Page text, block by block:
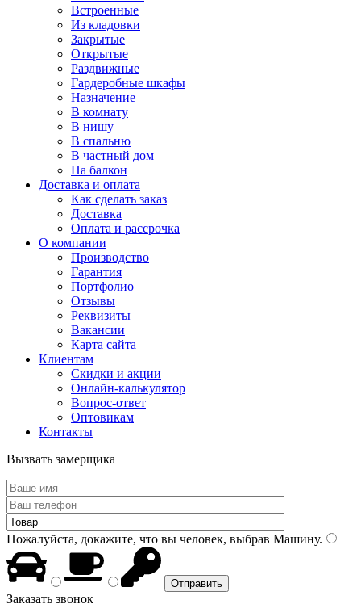
Встроенные
Из кладовки
Закрытые
Открытые
Раздвижные
Гардеробные шкафы
Назначение
В комнату
В нишу
В спальню
В частный дом
На балкон
Доставка и оплата
Как сделать заказ
Доставка
Оплата и рассрочка
О компании
Производство
Гарантия
Портфолио
Отзывы
Реквизиты
Вакансии
Карта сайта
Клиентам
Скидки и акции
Онлайн-калькулятор
Вопрос-ответ
Оптовикам
Контакты
Вызвать замерщика
Пожалуйста, докажите, что вы человек, выбрав Машину.
Заказать звонок